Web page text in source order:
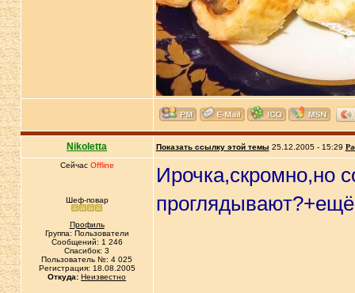
Nikoletta Показать ссылку этой темы 25.12.2005 - 15:29
Сейчас Offline
Шеф-повар
Профиль
Группа: Пользователи
Сообщений: 1 246
Спасибок: 3
Пользователь №: 4 025
Регистрация: 18.08.2005
Откуда: Неизвестно
Ирочка,скромно,но